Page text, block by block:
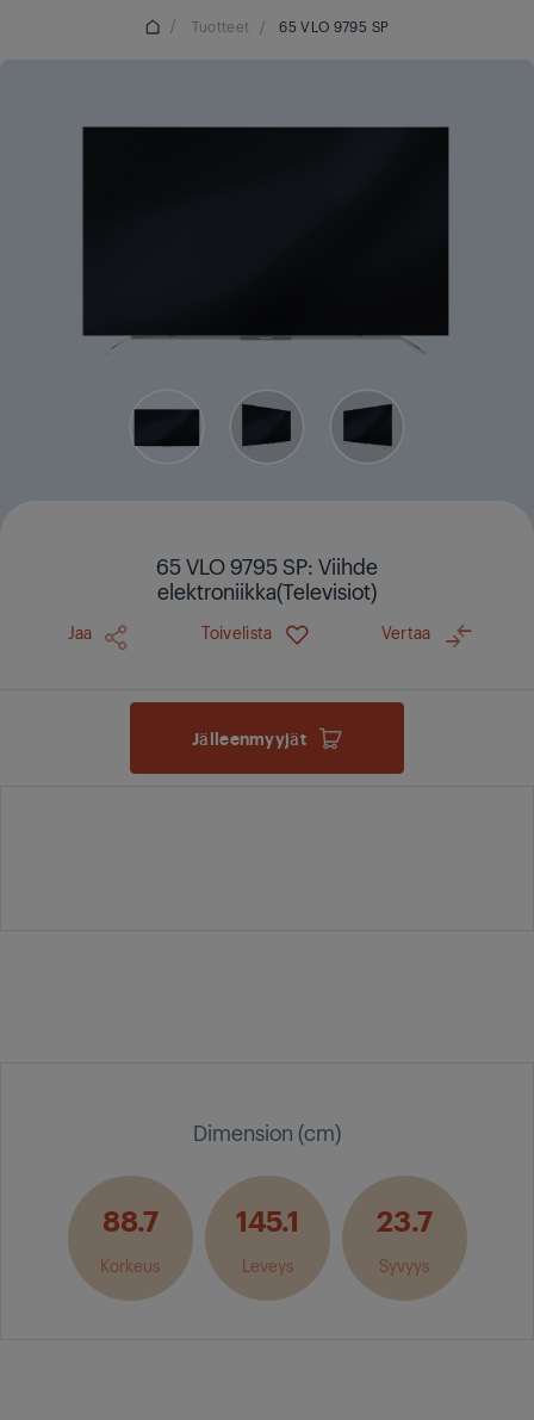
/ Tuotteet / 65 VLO 9795 SP
65 VLO 9795 SP: Viihde
elektroniikka(Televisiot)
Jaa Toivelista Vertaa
Jälleenmyyjät
Dimension (cm)
88.7
Korkeus
145.1
Leveys
23.7
Syvyys